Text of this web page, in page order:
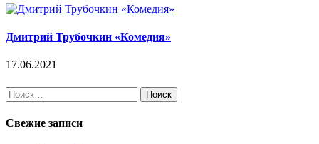
Дмитрий Трубочкин «Комедия»
17.06.2021
Найти:
Свежие записи